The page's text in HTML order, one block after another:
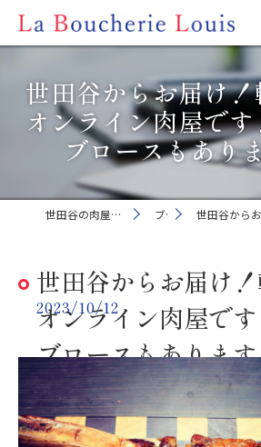
世田谷からお届け
オンライン肉屋で
ブロースもあり
世田谷の肉屋ならLa Boucherie Louis ブログ 世田谷からお届け！輸入牛専
世田谷からお届け
オンライン肉屋で
ブロースもありま
2023/10/12